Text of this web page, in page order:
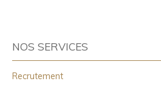
dégagements fonctionnels, ainsi
terrasse donnant sur un jardin
profiter des beaux jours. Un
NOS SERVICES
Recrutement